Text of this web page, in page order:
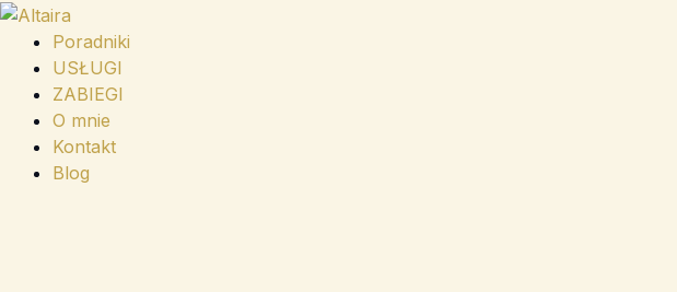
Przejdź
treści
Poradniki
USŁUGI
ZABIEGI
O mnie
Kontakt
Blog